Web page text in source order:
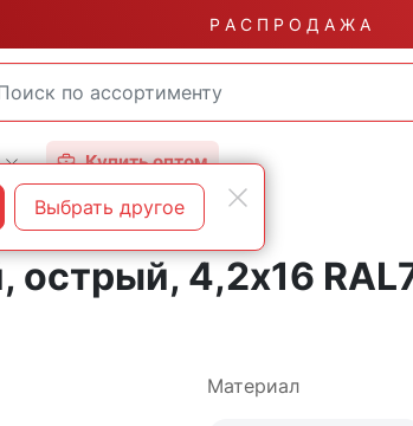
Р А С П Р О Д А Ж А
Купить оптом
острые
острый, 4,2х16
Материал
Выбрать другое